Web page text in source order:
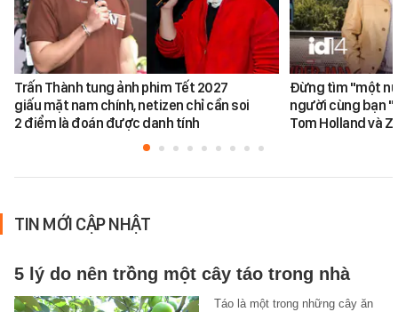
Trấn Thành tung ảnh phim Tết 2027
giấu mặt nam chính, netizen chỉ cần soi
2 điểm là đoán được danh tính
Đừng tìm "một
người cùng bạn
Tom Holland và
TIN MỚI CẬP NHẬT
5 lý do nên trồng một cây táo trong nhà
Táo là một trong những cây ăn